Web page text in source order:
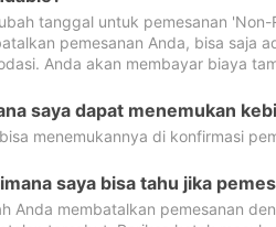
tanggal untuk pemesanan
pemesanan Anda, bisa saja
Anda akan membayar biaya
saya dapat menemukan
menemukannya di konfirmasi
saya bisa tahu jika
Anda membatalkan pemesanan